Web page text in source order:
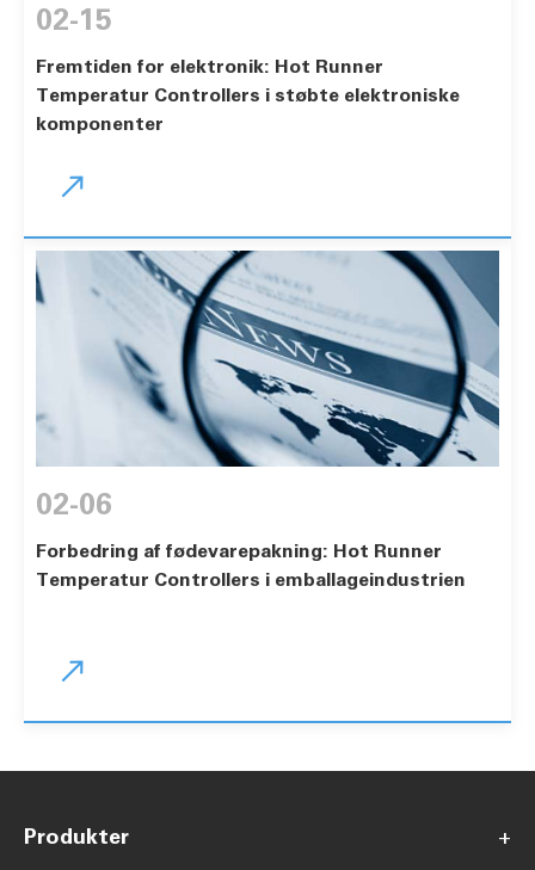
02-15
Fremtiden for elektronik: Hot Runner
Temperatur Controllers i støbte elektroniske
komponenter

02-06
Forbedring af fødevarepakning: Hot Runner
Temperatur Controllers i emballageindustrien

Produkter
+